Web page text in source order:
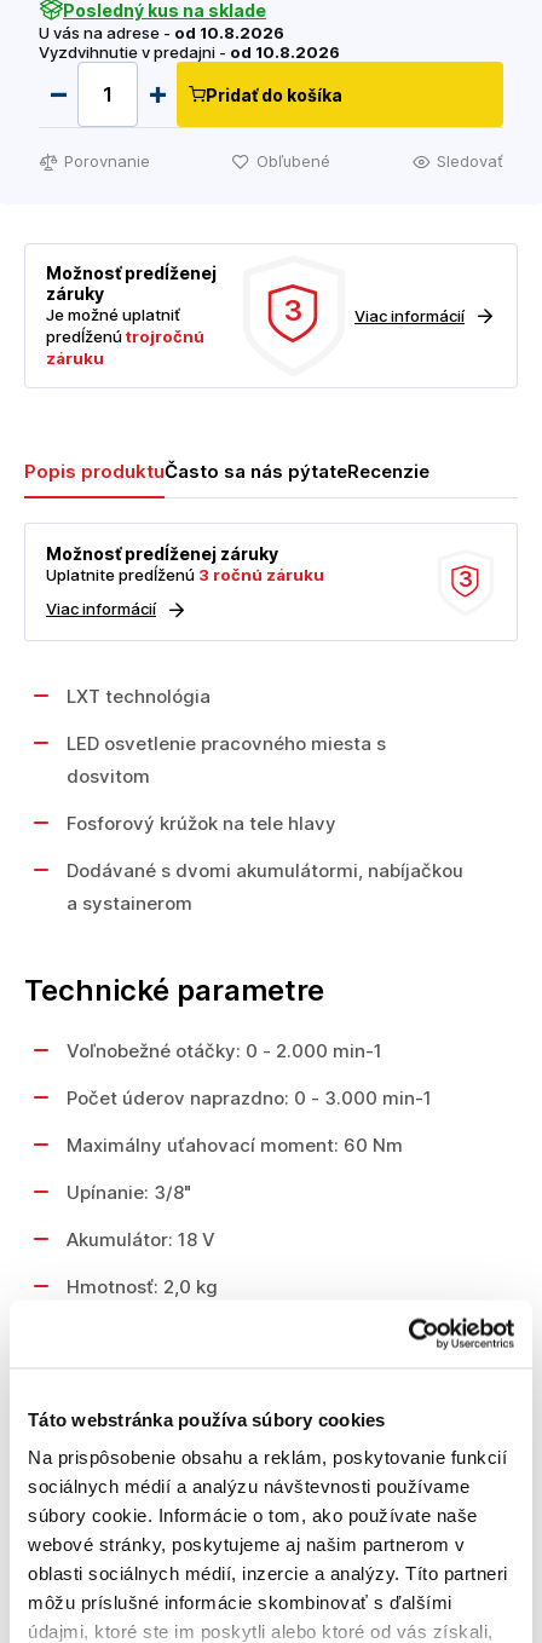
Táto webstránka používa súbory cookies
Na prispôsobenie obsahu a reklám, poskytovanie funkcií
sociálnych médií a analýzu návštevnosti používame
súbory cookie. Informácie o tom, ako používate naše
webové stránky, poskytujeme aj našim partnerom v
oblasti sociálnych médií, inzercie a analýzy. Títo partneri
môžu príslušné informácie skombinovať s ďalšími
údajmi, ktoré ste im poskytli alebo ktoré od vás získali,
Posledný kus na sklade
U vás na adrese - od 10.8.2026
Vyzdvihnutie v predajni - od 10.8.2026
Pridať do košíka
Porovnanie Obľubené Sledovať
Možnosť predĺženej
záruky
Je možné uplatniť
predĺženútrojročnú
záruku
3 Viac informácií
Popis produktuČasto sa nás pýtateRecenzie
3
Možnosť predĺženej záruky
Uplatnite predĺženú 3 ročnú záruku
Viac informácií
LXT technológia
LED osvetlenie pracovného miesta s
dosvitom
Fosforový krúžok na tele hlavy
Dodávané s dvomi akumulátormi, nabíjačkou
a systainerom
Technické parametre
Voľnobežné otáčky: 0 - 2.000 min-1
Počet úderov naprazdno: 0 - 3.000 min-1
Maximálny uťahovací moment: 60 Nm
Upínanie: 3/8"
Akumulátor: 18 V
Hmotnosť: 2,0 kg
Rozmery (D x Š x V): 387 x 78 x 116 mm
Dodávané príslušenstvo
821550-0 MAKPAC Systainer
837644-1 MAKPAC vnútro systainera
197280-8 2x Akumulátor BL1850B (5,0 Ah)
195584-2 Rýchlonabíjačka DC18RC